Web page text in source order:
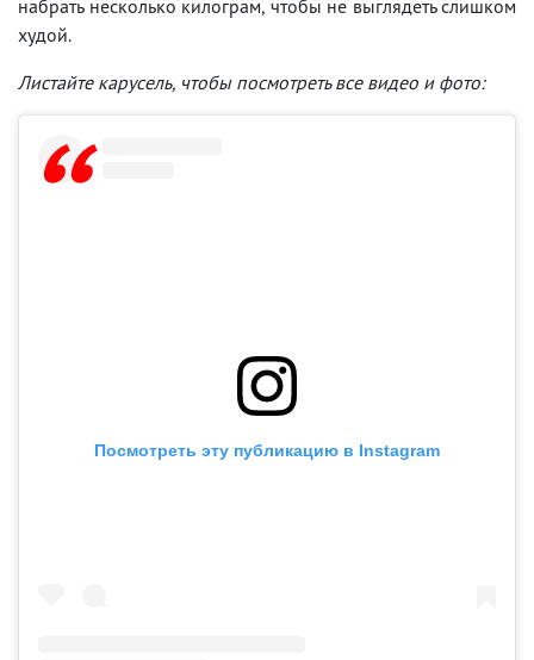
набрать несколько килограм, чтобы не выглядеть слишком
худой.
Листайте карусель, чтобы посмотреть все видео и фото:
Посмотреть эту публикацию в Instagram